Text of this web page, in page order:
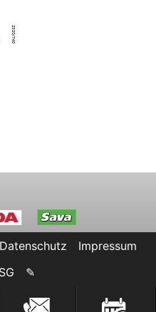
Sava
Datenschutz
Impressum
✎